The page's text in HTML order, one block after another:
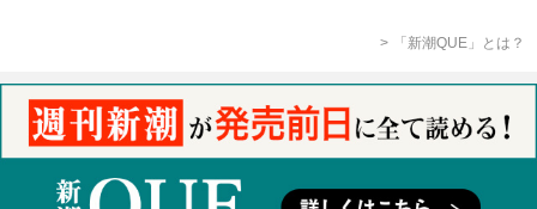
「新潮QUE」とは？